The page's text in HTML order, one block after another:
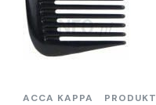
ACCA KAPPA PRODUKT